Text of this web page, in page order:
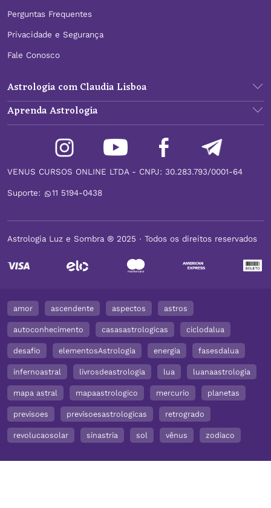
Perguntas Frequentes
Privacidade e Segurança
Fale Conosco
Astrologia com Claudia Lisboa
Aprenda Astrologia
VENUS CURSOS ONLINE LTDA - CNPJ: 30.283.793/0001-64
Suporte: 11 5194-0438
Astrologia Luz e Sombra ® 2025 ∙ Todos os direitos reservados
amor ascendente aspectos astros
autoconhecimento casasastrologicas ciclodalua
desafio elementosAstrologia energia fasesdalua
infernoastral livrosdeastrologia lua luanaastrologia
mapa astral mapaastrologico mercurio planetas
previsoes previsoesastrologicas retrogrado
revolucaosolar sinastria sol vênus zodiaco